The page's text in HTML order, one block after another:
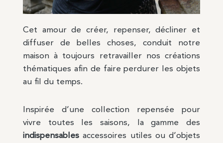
Cet amour de créer, repenser, décliner et
diffuser de belles choses, conduit notre
maison à toujours retravailler nos créations
thématiques afin de faire perdurer les objets
au fil du temps.
Inspirée d’une collection repensée pour
vivre toutes les saisons, la gamme des
indispensablesaccessoires utiles ou d’objets